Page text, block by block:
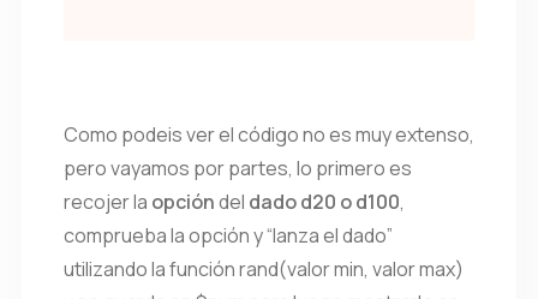
Como podeis ver el código no es muy extenso,
pero vayamos por partes, lo primero es
recojer la opcióndel dado d20 o d100,
comprueba la opción y “lanza el dado”
utilizando la función rand(valor min, valor max)